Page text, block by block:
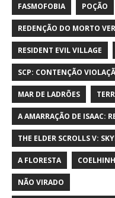
FASMOFOBIA POÇÃO
REDENÇÃO DO MORTO
RESIDENT EVIL VILLAGE
SCP: CONTENÇÃO
MAR DE LADRÕES
A AMARRAÇÃO DE ISAAC:
THE ELDER SCROLLS V:
A FLORESTA
NÃO VIRADO